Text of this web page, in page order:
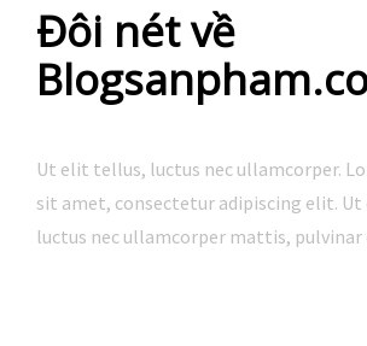
Đôi nét về
Ut elit tellus, luctus nec ullamcorper.
sit amet, consectetur adipiscing elit.
luctus nec ullamcorper mattis, pulvinar